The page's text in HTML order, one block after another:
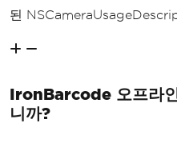
된
IronBarcode 오프라
니까?